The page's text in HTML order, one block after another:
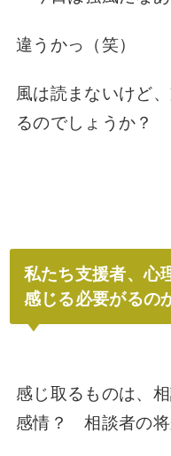
違うかっ（笑）
風は読まないけど
るのでしょうか？
私たち支援者、心
感じる必要がるの
感じ取るものは、
感情？ 相談者の将